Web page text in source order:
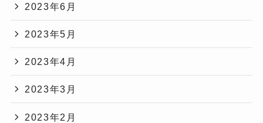
2023年6月
2023年5月
2023年4月
2023年3月
2023年2月